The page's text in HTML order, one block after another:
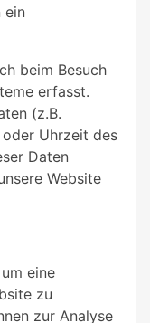
ein
beim Besuch
erfasst.
(z.B.
Uhrzeit des
Daten
Website
eine
zu
zur Analyse